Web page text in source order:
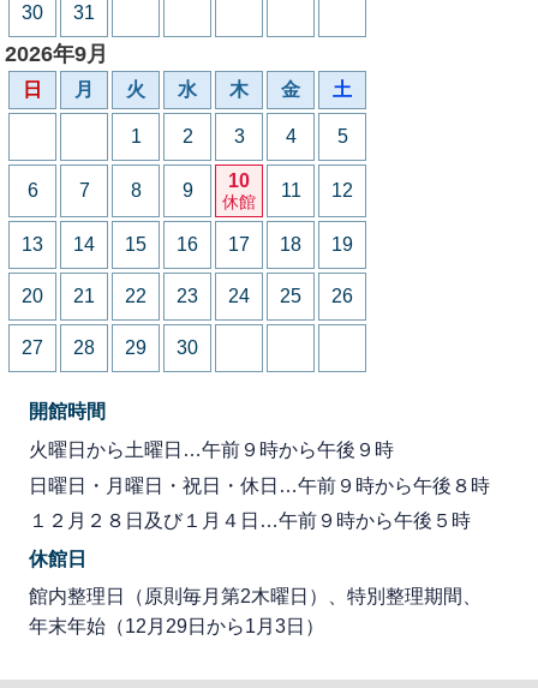
30 31
2026年9月
日 月 火 水 木 金 土
1 2 3 4 5
6 7 8 9 10
休館
11 12
13 14 15 16 17 18 19
20 21 22 23 24 25 26
27 28 29 30
開館時間
火曜日から土曜日…午前９時から午後９時
日曜日・月曜日・祝日・休日…午前９時から午後８時
１２月２８日及び１月４日…午前９時から午後５時
休館日
館内整理日（原則毎月第2木曜日）、特別整理期間、
年末年始（12月29日から1月3日）